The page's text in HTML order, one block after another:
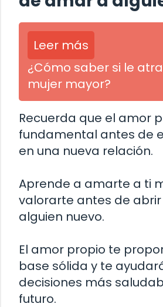
Leer más
¿Cómo saber si le
mujer mayor?
Recuerda que el amor
fundamental antes de
en una nueva relación.
Aprende a amarte a ti
valorarte antes de
alguien nuevo.
El amor propio te
base sólida y te
decisiones más
futuro.